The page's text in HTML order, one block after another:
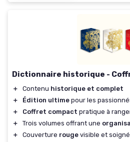
Dictionnaire historique -
＋ Contenu historique et complet
＋
Édition ultime pour les
＋
Coffret compact pratique à
＋
Trois volumes offrant une
＋
Couverture rouge visible et